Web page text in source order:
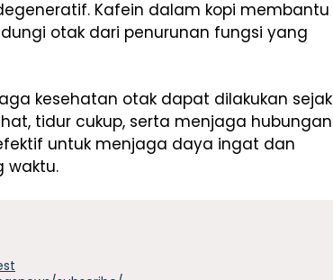
Kafein dalam kopi membantu
otak dari penurunan fungsi yang
kesehatan otak dapat dilakukan sejak
tidur cukup, serta menjaga hubungan
untuk menjaga daya ingat dan
waktu.